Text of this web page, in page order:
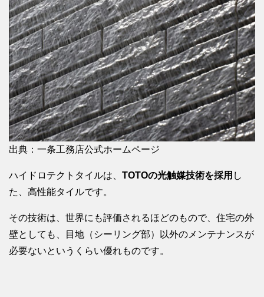
出典：一条工務店公式ホームページ
ハイドロテクトタイルは、 TOTOの光触媒技術を採用 し
た、高性能タイルです。
その技術は、世界にも評価されるほどのもので、住宅の外
壁としても、目地（シーリング部）以外のメンテナンスが
必要ないというくらい優れものです。